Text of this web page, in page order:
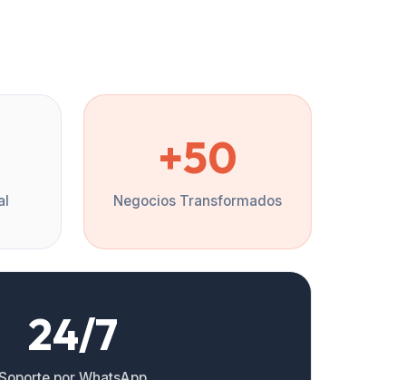
+50
Negocios Transformados
24/7